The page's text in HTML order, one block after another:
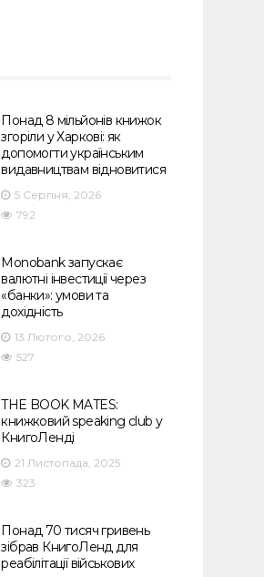
Понад 8 мільйонів книжок
згоріли у Харкові: як
допомогти українським
видавництвам відновитися
5 Серпня, 2026
792
Monobank запускає
валютні інвестиції через
«банки»: умови та
дохідність
13 Лютого, 2026
527
THE BOOK MATES:
книжковий speaking club у
КнигоЛенді
21 Листопада, 2025
323
Понад 70 тисяч гривень
зібрав КнигоЛенд для
реабілітації військових